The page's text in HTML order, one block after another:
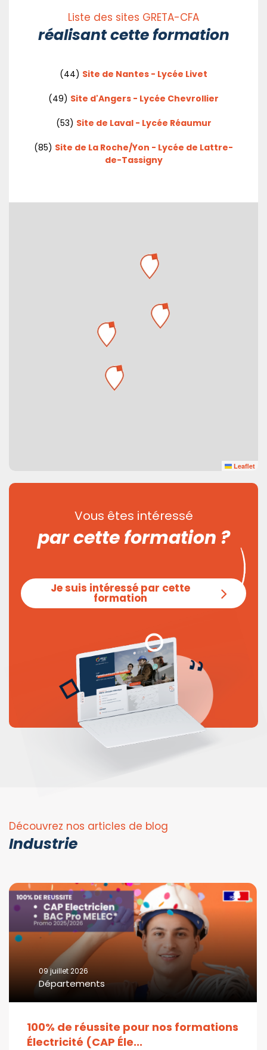
Liste des sites GRETA-CFA
réalisant cette formation
(44) Site de Nantes - Lycée Livet
(49) Site d'Angers - Lycée Chevrollier
(53) Site de Laval - Lycée Réaumur
(85) Site de La Roche/Yon - Lycée de Lattre-
de-Tassigny
Leaflet
Vous êtes intéressé
par cette formation ?
Je suis intéressé par cette
formation
Découvrez nos articles de blog
Industrie
09 juillet 2026
Départements
100% de réussite pour nos formations
Électricité (CAP Éle...